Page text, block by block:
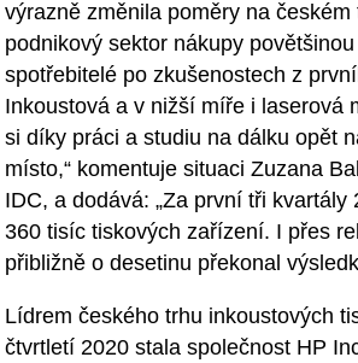
výrazně změnila poměry na
podnikový sektor nákupy
spotřebitelé po zkušenostech z
Inkoustová a v nižší míře i laserová
si díky práci a studiu na dálku opět
místo,“ komentuje situaci Zuzana
IDC, a dodává: „Za první tři
360 tisíc tiskových zařízení. I přes
přibližně o desetinu překonal
Lídrem českého trhu inkoustových
čtvrtletí 2020 stala společnost HP